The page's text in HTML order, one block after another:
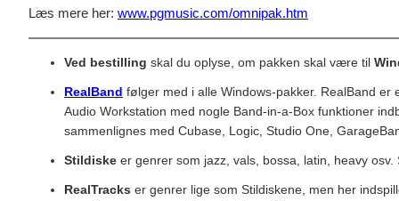
Læs mere her: www.pgmusic.com/omnipak.htm
Ved bestilling skal du oplyse, om pakken skal være til
RealBand følger med i alle Windows-pakker. RealBand er
Audio Workstation med nogle Band-in-a-Box funktioner
sammenlignes med Cubase, Logic, Studio One,
Stildiske er genrer som jazz, vals, bossa, latin, heavy
RealTracks er genrer lige som Stildiskene, men her